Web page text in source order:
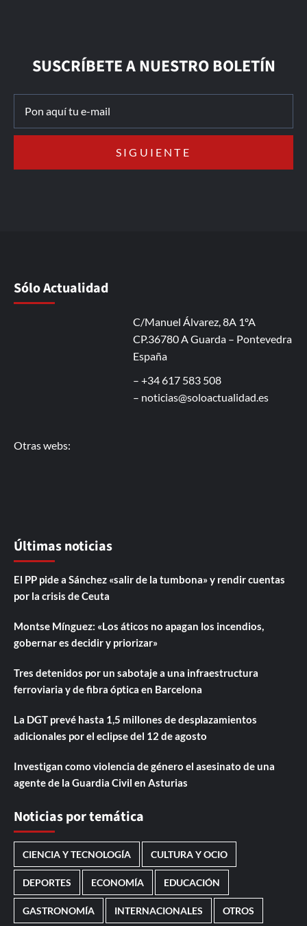
SUSCRÍBETE A NUESTRO BOLETÍN
Sólo Actualidad
C/Manuel Álvarez, 8A 1ºA
CP.36780 A Guarda – Pontevedra
España
– +34 617 583 508
– noticias@soloactualidad.es
Otras webs:
Últimas noticias
El PP pide a Sánchez «salir de la tumbona» y rendir cuentas
por la crisis de Ceuta
Montse Mínguez: «Los áticos no apagan los incendios,
gobernar es decidir y priorizar»
Tres detenidos por un sabotaje a una infraestructura
ferroviaria y de fibra óptica en Barcelona
La DGT prevé hasta 1,5 millones de desplazamientos
adicionales por el eclipse del 12 de agosto
Investigan como violencia de género el asesinato de una
agente de la Guardia Civil en Asturias
Noticias por temática
CIENCIA Y TECNOLOGÍA CULTURA Y OCIO
DEPORTES ECONOMÍA EDUCACIÓN
GASTRONOMÍA INTERNACIONALES OTROS